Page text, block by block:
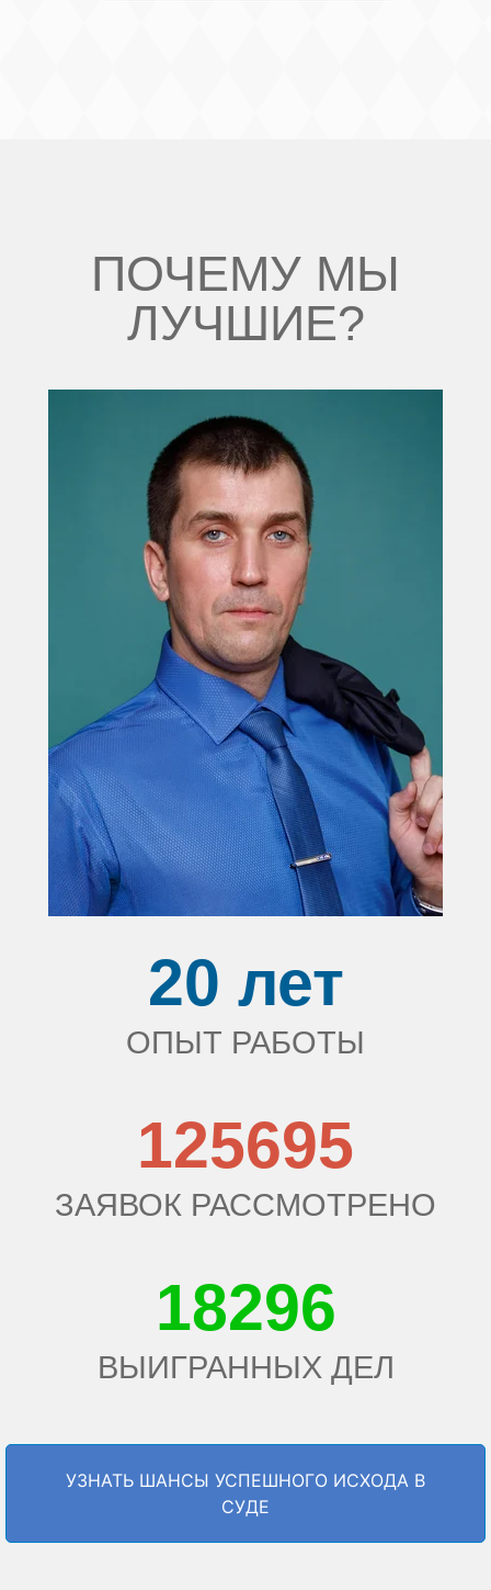
ПОЧЕМУ МЫ
ЛУЧШИЕ?
20 лет
ОПЫТ РАБОТЫ
125695
ЗАЯВОК РАССМОТРЕНО
18296
ВЫИГРАННЫХ ДЕЛ
УЗНАТЬ ШАНСЫ УСПЕШНОГО ИСХОДА В
СУДЕ